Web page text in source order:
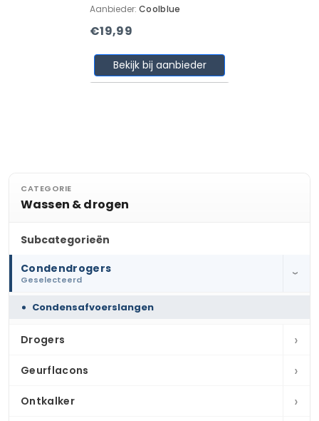
Aanbieder: Coolblue
€19,99
Bekijk bij aanbieder
CATEGORIE
Wassen & drogen
Subcategorieën
Condendrogers
Geselecteerd
›
Condensafvoerslangen
Drogers ›
Geurflacons ›
Ontkalker ›